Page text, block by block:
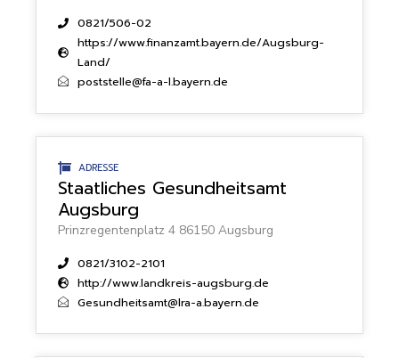
0821/506-02
https://www.finanzamt.bayern.de/Augsburg-
Land/
poststelle@fa-a-l.bayern.de
ADRESSE
Staatliches Gesundheitsamt
Augsburg
Prinzregentenplatz 4 86150 Augsburg
0821/3102-2101
http://www.landkreis-augsburg.de
Gesundheitsamt@lra-a.bayern.de